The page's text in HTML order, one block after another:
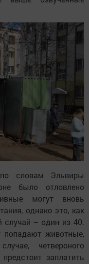
обращаться с
во время перевозки.
автомобиль,
позволяет
для четвероногих –
Чтобы поместить
использую так
снотворным. Когда
на 10-дневный
и если все
выше озвученные